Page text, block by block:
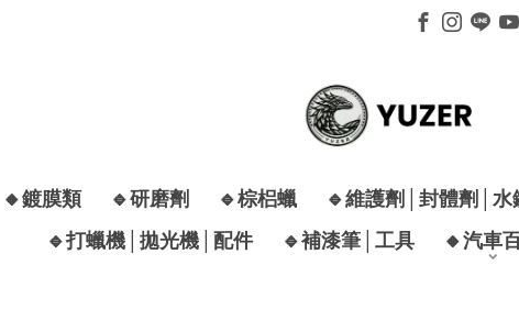
🔸鍍膜類 🔹研磨劑 🔹棕梠蠟 🔹維護劑│封體劑│水
🔹打蠟機│拋光機│配件
🔹補漆筆│工具 🔸汽車